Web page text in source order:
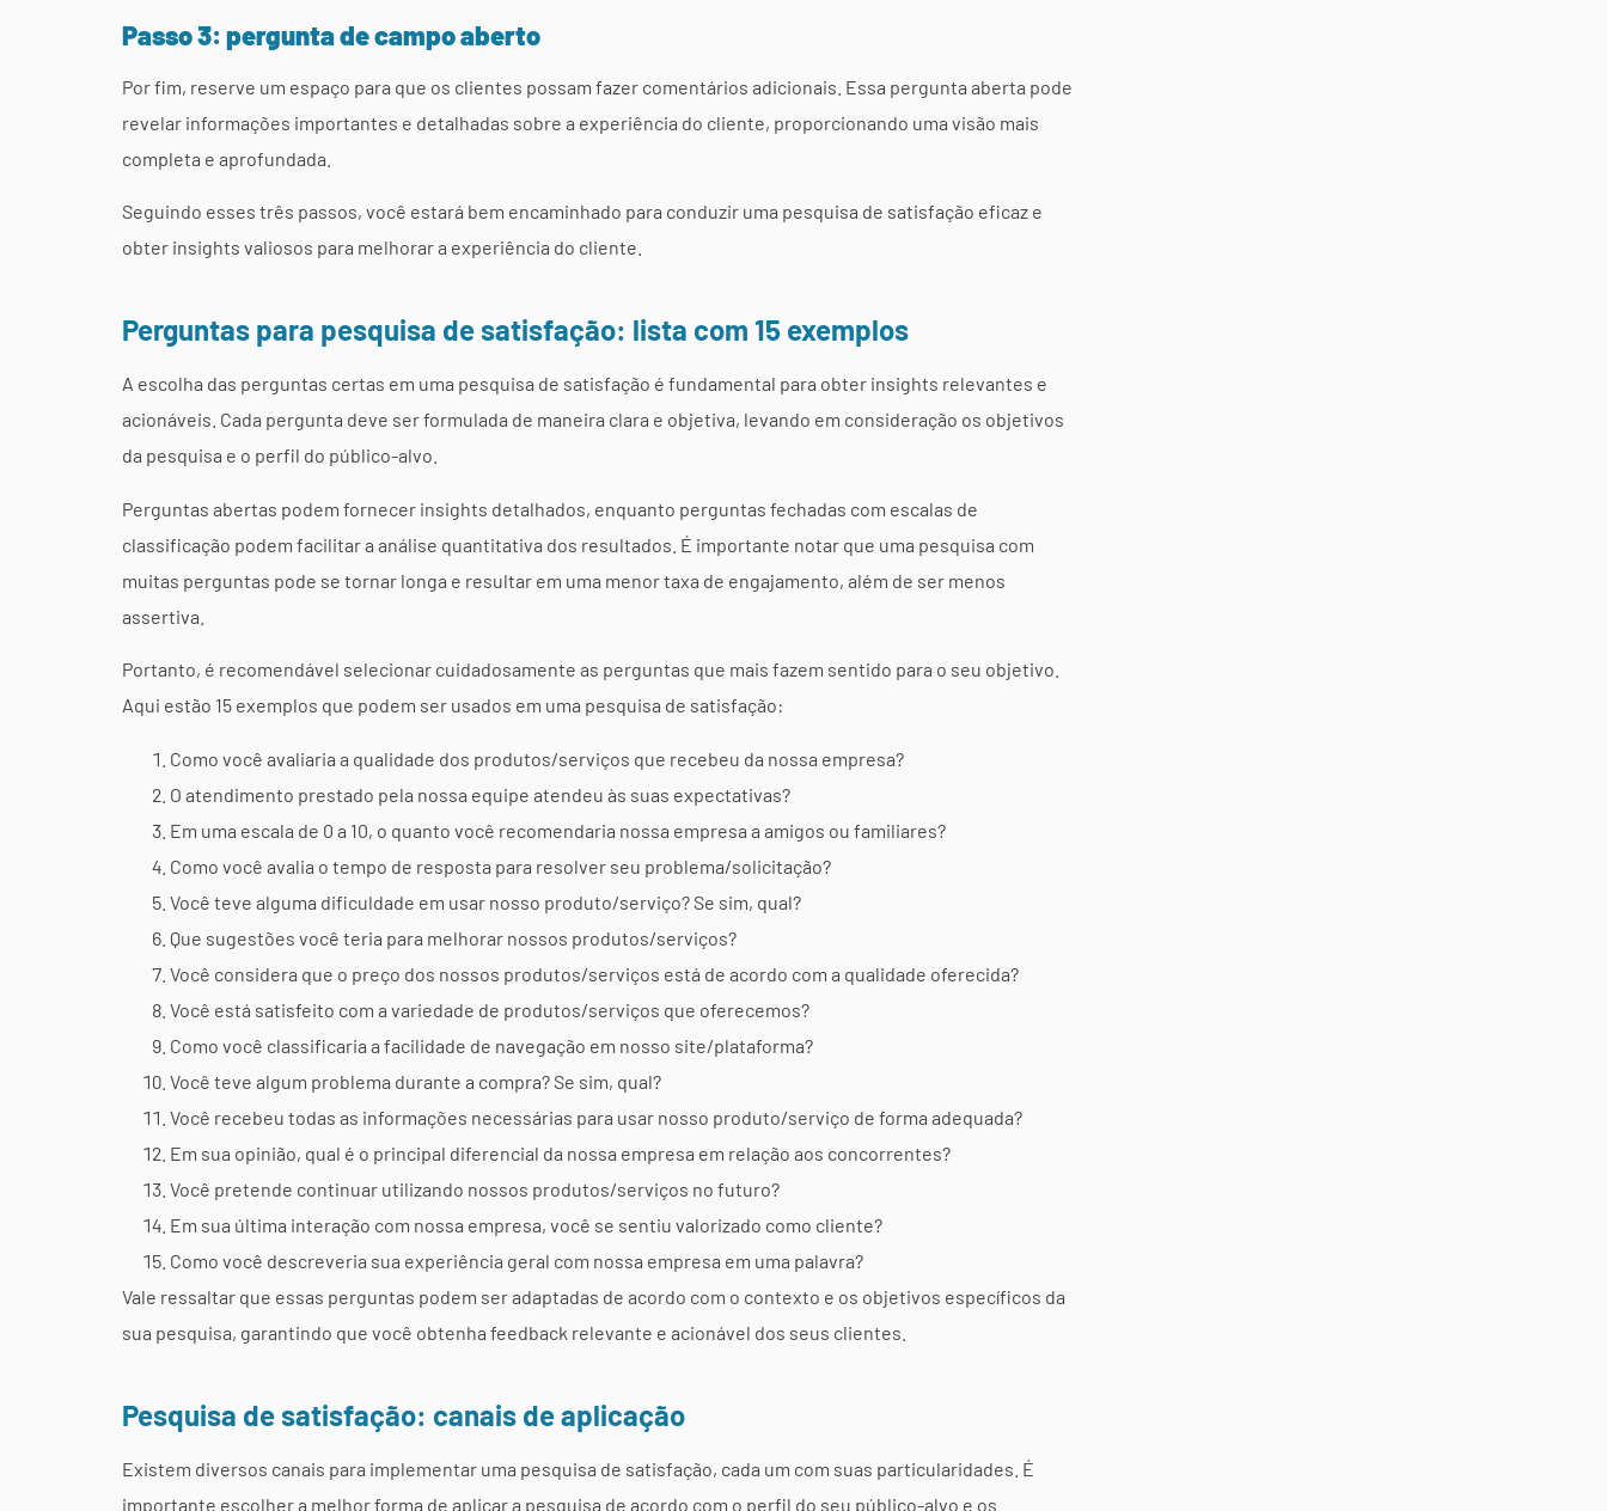
Passo 3: pergunta de campo aberto
Por fim, reserve um espaço para que os clientes possam fazer comentários adicionais. Essa pergunta aberta pode
revelar informações importantes e detalhadas sobre a experiência do cliente, proporcionando uma visão mais
completa e aprofundada.
Seguindo esses três passos, você estará bem encaminhado para conduzir uma pesquisa de satisfação eficaz e
obter insights valiosos para melhorar a experiência do cliente.
Perguntas para pesquisa de satisfação: lista com 15 exemplos
A escolha das perguntas certas em uma pesquisa de satisfação é fundamental para obter insights relevantes e
acionáveis. Cada pergunta deve ser formulada de maneira clara e objetiva, levando em consideração os objetivos
da pesquisa e o perfil do público-alvo.
Perguntas abertas podem fornecer insights detalhados, enquanto perguntas fechadas com escalas de
classificação podem facilitar a análise quantitativa dos resultados. É importante notar que uma pesquisa com
muitas perguntas pode se tornar longa e resultar em uma menor taxa de engajamento, além de ser menos
assertiva.
Portanto, é recomendável selecionar cuidadosamente as perguntas que mais fazem sentido para o seu objetivo.
Aqui estão 15 exemplos que podem ser usados em uma pesquisa de satisfação:
Como você avaliaria a qualidade dos produtos/serviços que recebeu da nossa empresa?
O atendimento prestado pela nossa equipe atendeu às suas expectativas?
Em uma escala de 0 a 10, o quanto você recomendaria nossa empresa a amigos ou familiares?
Como você avalia o tempo de resposta para resolver seu problema/solicitação?
Você teve alguma dificuldade em usar nosso produto/serviço? Se sim, qual?
Que sugestões você teria para melhorar nossos produtos/serviços?
Você considera que o preço dos nossos produtos/serviços está de acordo com a qualidade oferecida?
Você está satisfeito com a variedade de produtos/serviços que oferecemos?
Como você classificaria a facilidade de navegação em nosso site/plataforma?
Você teve algum problema durante a compra? Se sim, qual?
Você recebeu todas as informações necessárias para usar nosso produto/serviço de forma adequada?
Em sua opinião, qual é o principal diferencial da nossa empresa em relação aos concorrentes?
Você pretende continuar utilizando nossos produtos/serviços no futuro?
Em sua última interação com nossa empresa, você se sentiu valorizado como cliente?
Como você descreveria sua experiência geral com nossa empresa em uma palavra?
Vale ressaltar que essas perguntas podem ser adaptadas de acordo com o contexto e os objetivos específicos da
sua pesquisa, garantindo que você obtenha feedback relevante e acionável dos seus clientes.
Pesquisa de satisfação: canais de aplicação
Existem diversos canais para implementar uma pesquisa de satisfação, cada um com suas particularidades. É
importante escolher a melhor forma de aplicar a pesquisa de acordo com o perfil do seu público-alvo e os